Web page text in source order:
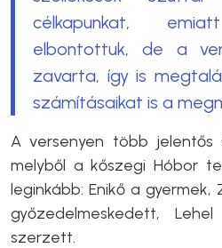
célkapunkat,
elbontottuk, de a
zavarta, így is
számításaikat is a
A versenyen több jelentős
melyből a kőszegi Hóbor
leginkább: Enikő a
győzedelmeskedett,
szerzett.